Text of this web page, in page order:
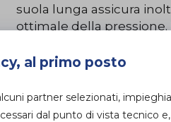
suola lunga assicura
ottimale della
dotazione aumentano
IN NEGOZIO
DA
69,90€
al primo posto
partner selezionati,
dal punto di vista tecnico